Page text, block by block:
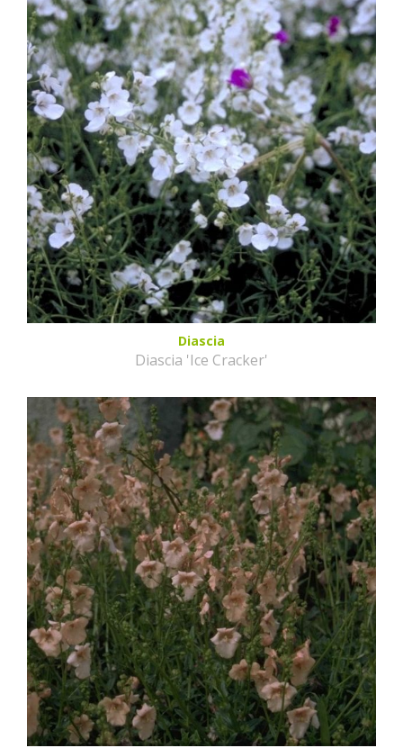
Diascia
Diascia 'Ice Cracker'